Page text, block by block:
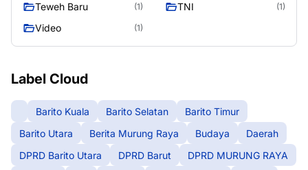
Teweh Baru (1) TNI (1)
Video (1)
Label Cloud
Barito Kuala Barito Selatan
Barito Timur
Barito Utara
Berita Murung Raya Budaya
Daerah
DPRD Barito Utara
DPRD Barut
DPRD MURUNG RAYA